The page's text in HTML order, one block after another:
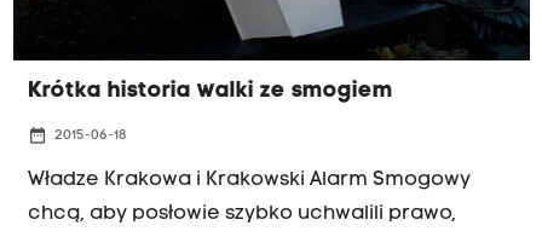
Krótka historia walki ze smogiem
date_range 2015-06-18
Władze Krakowa i Krakowski Alarm Smogowy
chcą, aby posłowie szybko uchwalili prawo,